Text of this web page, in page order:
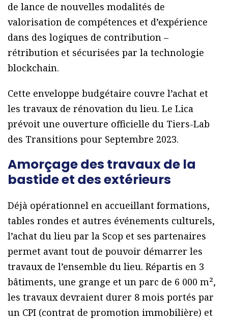
de lance de nouvelles modalités de
valorisation de compétences et d’expérience
dans des logiques de contribution –
rétribution et sécurisées par la technologie
blockchain.
Cette enveloppe budgétaire couvre l’achat et
les travaux de rénovation du lieu. Le Lica
prévoit une ouverture officielle du Tiers-Lab
des Transitions pour Septembre 2023.
Amorçage des travaux de la
bastide et des extérieurs
Déjà opérationnel en accueillant formations,
tables rondes et autres événements culturels,
l’achat du lieu par la Scop et ses partenaires
permet avant tout de pouvoir démarrer les
travaux de l’ensemble du lieu. Répartis en 3
bâtiments, une grange et un parc de 6 000 m²,
les travaux devraient durer 8 mois portés par
un CPI (contrat de promotion immobilière) et